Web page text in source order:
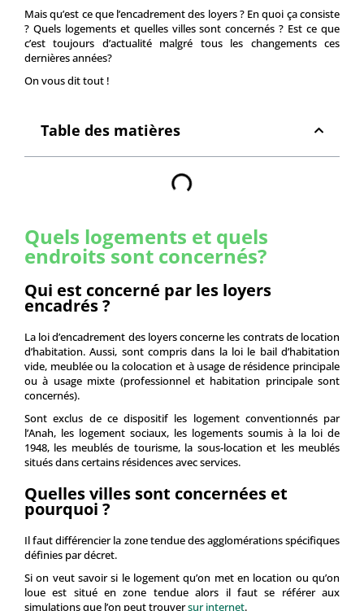
Mais qu’est ce que l’encadrement des loyers ? En quoi ça consiste
? Quels logements et quelles villes sont concernés ? Est ce que
c’est toujours d’actualité malgré tous les changements ces
dernières années?
On vous dit tout !
Table des matières
Quels logements et quels
endroits sont concernés?
Qui est concerné par les loyers
encadrés ?
La loi d’encadrement des loyers concerne les contrats de location
d’habitation. Aussi, sont compris dans la loi le bail d’habitation
vide, meublée ou la colocation et à usage de résidence principale
ou à usage mixte (professionnel et habitation principale sont
concernés).
Sont exclus de ce dispositif les logement conventionnés par
l’Anah, les logement sociaux, les logements soumis à la loi de
1948, les meublés de tourisme, la sous-location et les meublés
situés dans certains résidences avec services.
Quelles villes sont concernées et
pourquoi ?
Il faut différencier la zone tendue des agglomérations spécifiques
définies par décret.
Si on veut savoir si le logement qu’on met en location ou qu’on
loue est situé en zone tendue alors il faut se référer aux
simulations que l’on peut trouversur internet.